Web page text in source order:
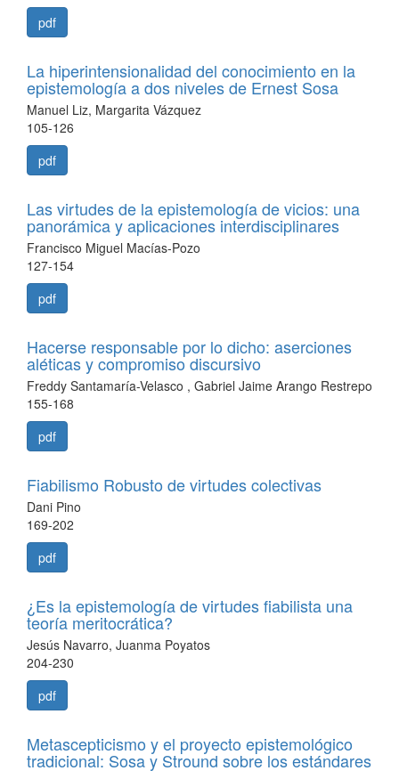
pdf
La hiperintensionalidad del conocimiento en la
epistemología a dos niveles de Ernest Sosa
Manuel Liz, Margarita Vázquez
105-126
pdf
Las virtudes de la epistemología de vicios: una
panorámica y aplicaciones interdisciplinares
Francisco Miguel Macías-Pozo
127-154
pdf
Hacerse responsable por lo dicho: aserciones
aléticas y compromiso discursivo
Freddy Santamaría-Velasco , Gabriel Jaime Arango Restrepo
155-168
pdf
Fiabilismo Robusto de virtudes colectivas
Dani Pino
169-202
pdf
¿Es la epistemología de virtudes fiabilista una
teoría meritocrática?
Jesús Navarro, Juanma Poyatos
204-230
pdf
Metascepticismo y el proyecto epistemológico
tradicional: Sosa y Stround sobre los estándares